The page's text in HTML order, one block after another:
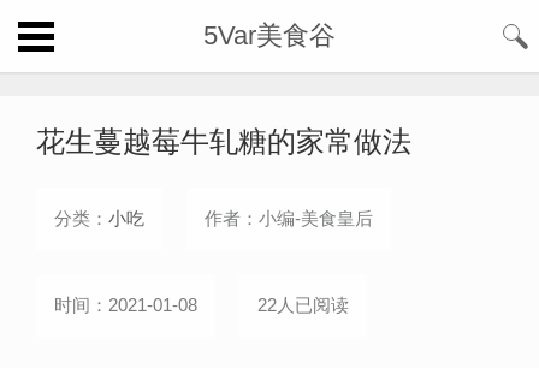
5Var美食谷
花生蔓越莓牛轧糖的家常做法
分类： 小吃 作者：小编-美食皇后
时间：2021-01-08 22人已阅读